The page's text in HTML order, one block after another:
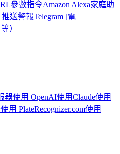
參數指令Amazon Alexa家庭助
推送警報Telegram [電
）
器使用 OpenAI使用Claude使用
使用 PlateRecognizer.com使用